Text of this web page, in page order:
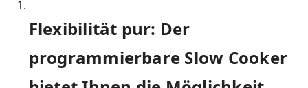
Flexibilität pur: Der
programmierbare Slow Cooker